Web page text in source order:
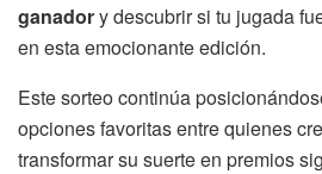
ganadory descubrir si tu jugada
en esta emocionante edición.
Este sorteo continúa
opciones favoritas entre quienes
transformar su suerte en premios